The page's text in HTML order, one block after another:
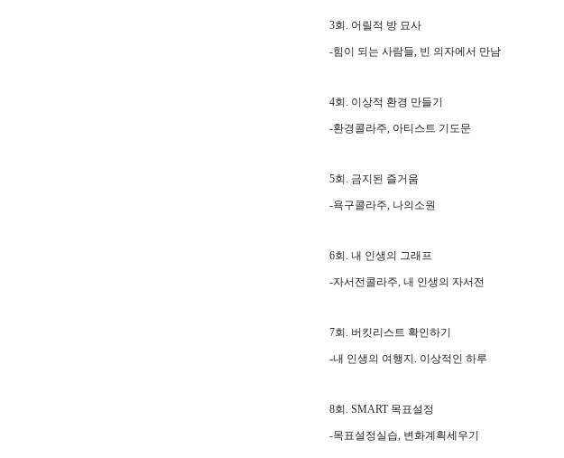
3회 . 어릴적 방 묘사
-힘이 되는 사람들, 빈 의자에서 만남
4회 . 이상적 환경 만들기
-환경콜라주, 아티스트 기도문
5회 . 금지된 즐거움
-욕구콜라주, 나의소원
6회 . 내 인생의 그래프
-자서전콜라주, 내 인생의 자서전
7회 . 버킷리스트 확인하기
-내 인생의 여행지 . 이상적인 하루
8회 . SMART 목표설정
-목표설정실습, 변화계획세우기